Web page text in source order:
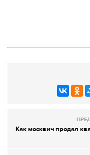
Как москвич продал